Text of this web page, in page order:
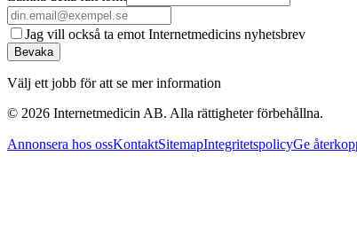
Jag vill också ta emot Internetmedicins nyhetsbrev
Bevaka
Välj ett jobb för att se mer information
© 2026 Internetmedicin AB. Alla rättigheter förbehållna.
Annonsera hos ossKontaktSitemapIntegritetspolicyGe